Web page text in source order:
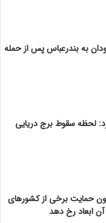
به بندرعباس پس از حمله
لحظه سقوط برج دریایی
حمایت برخی از کشورهای
ابعاد رخ دهد